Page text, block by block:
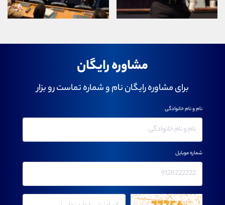
مشاوره رایگان
برای مشاوره رایگان نام و شماره تماست رو بزار
نام و نام خانوادگی
شماره موبایل